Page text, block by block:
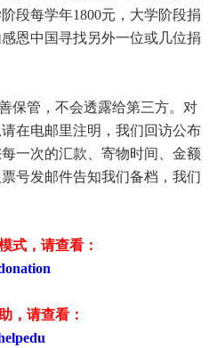
段每学年1800元，大学阶段捐
恩中国寻找另外一位或几位捐
保管，不会透露给第三方。对
在电邮里注明，我们回访公布
一次的汇款、寄物时间、金额
号发邮件告知我们备档，我们
式，请查看：
，请查看：